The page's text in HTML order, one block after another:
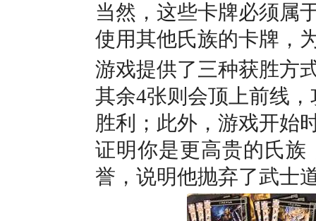
当然，这些卡牌必须属
使用其他氏族的卡牌，
游戏提供了三种获胜方
其余4张则会顶上前线
胜利；此外，游戏开始
证明你是更高贵的氏族
誉，说明他抛弃了武士